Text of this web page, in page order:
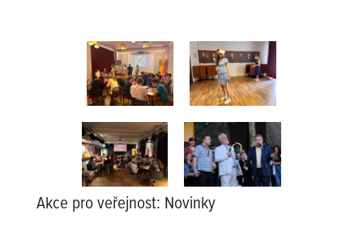
Akce pro veřejnost: Novinky